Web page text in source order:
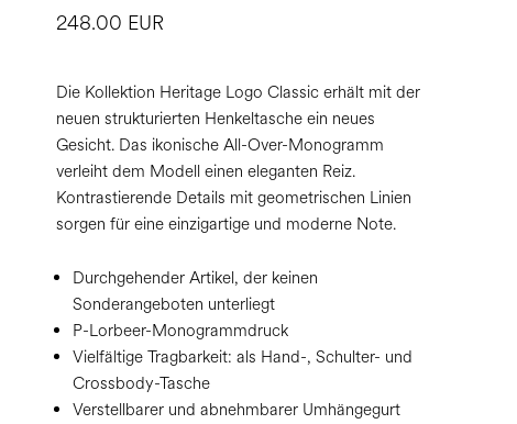
248.00 EUR
Die Kollektion Heritage Logo Classic erhält mit der
neuen strukturierten Henkeltasche ein neues
Gesicht. Das ikonische All-Over-Monogramm
verleiht dem Modell einen eleganten Reiz.
Kontrastierende Details mit geometrischen Linien
sorgen für eine einzigartige und moderne Note.
Durchgehender Artikel, der keinen
Sonderangeboten unterliegt
P-Lorbeer-Monogrammdruck
Vielfältige Tragbarkeit: als Hand-, Schulter- und
Crossbody-Tasche
Verstellbarer und abnehmbarer Umhängegurt